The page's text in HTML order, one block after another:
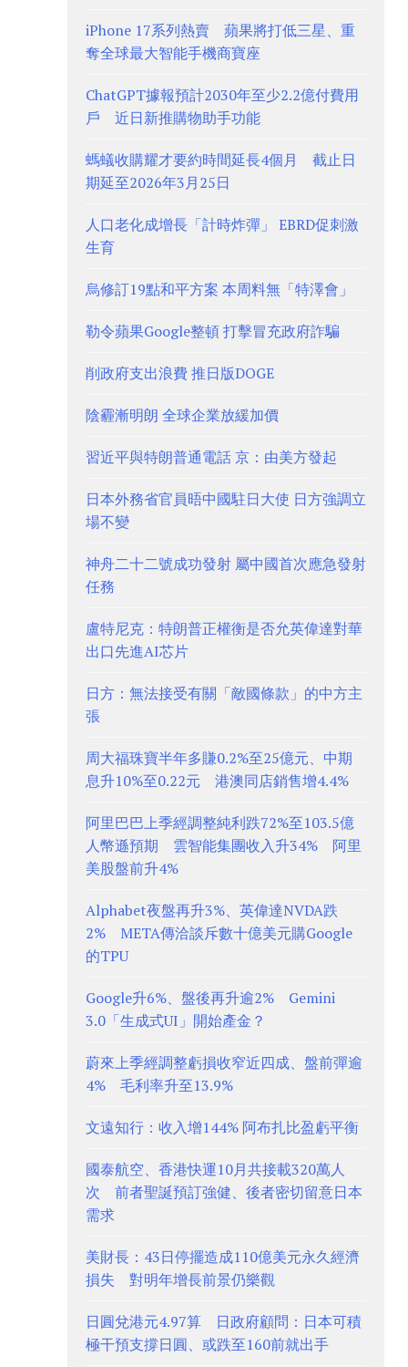
iPhone 17系列熱賣 蘋果將打低三星、重
奪全球最大智能手機商寶座
ChatGPT據報預計2030年至少2.2億付費用
戶 近日新推購物助手功能
螞蟻收購耀才要約時間延長4個月 截止日
期延至2026年3月25日
人口老化成增長「計時炸彈」 EBRD促刺激
生育
烏修訂19點和平方案 本周料無「特澤會」
勒令蘋果Google整頓 打擊冒充政府詐騙
削政府支出浪費 推日版DOGE
陰霾漸明朗 全球企業放緩加價
習近平與特朗普通電話 京：由美方發起
日本外務省官員晤中國駐日大使 日方強調立
場不變
神舟二十二號成功發射 屬中國首次應急發射
任務
盧特尼克：特朗普正權衡是否允英偉達對華
出口先進AI芯片
日方：無法接受有關「敵國條款」的中方主
張
周大福珠寶半年多賺0.2%至25億元、中期
息升10%至0.22元 港澳同店銷售增4.4%
阿里巴巴上季經調整純利跌72%至103.5億
人幣遜預期 雲智能集團收入升34% 阿里
美股盤前升4%
Alphabet夜盤再升3%、英偉達NVDA跌
2% META傳洽談斥數十億美元購Google
的TPU
Google升6%、盤後再升逾2% Gemini
3.0「生成式UI」開始產金？
蔚來上季經調整虧損收窄近四成、盤前彈逾
4% 毛利率升至13.9%
文遠知行：收入增144% 阿布扎比盈虧平衡
國泰航空、香港快運10月共接載320萬人
次 前者聖誕預訂強健、後者密切留意日本
需求
美財長：43日停擺造成110億美元永久經濟
損失 對明年增長前景仍樂觀
日圓兌港元4.97算 日政府顧問：日本可積
極干預支撐日圓、或跌至160前就出手